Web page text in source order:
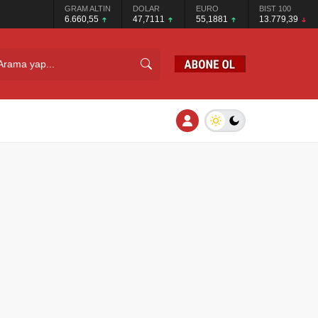
GRAM ALTIN
6.660,55
DOLAR
47,7111
EURO
55,1881
BIST 100
13.779,39